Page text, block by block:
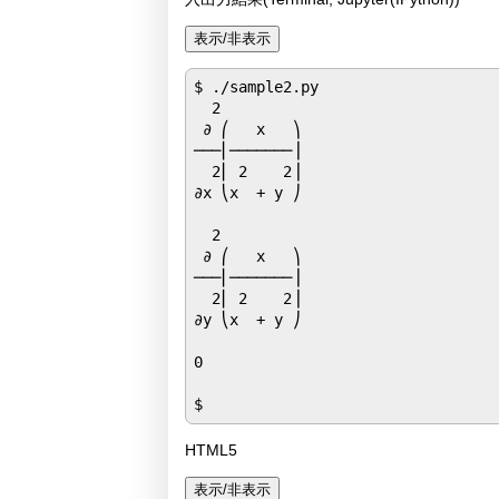
$ ./sample2.py
  2
∂ ⎛   x   ⎞
───⎜───────⎟
  2⎜ 2    2⎟
∂x ⎝x  + y ⎠
  2
∂ ⎛   x   ⎞
───⎜───────⎟
  2⎜ 2    2⎟
∂y ⎝x  + y ⎠
0
$
HTML5